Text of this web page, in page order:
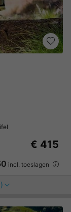
€ 415
incl. toeslagen